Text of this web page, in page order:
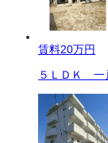
賃料20万円
５ＬＤＫ 一